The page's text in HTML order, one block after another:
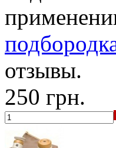
отзывы.
250 грн.